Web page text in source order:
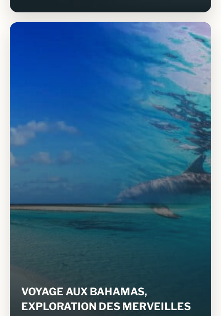
VOYAGE AUX BAHAMAS,
EXPLORATION DES MERVEILLES